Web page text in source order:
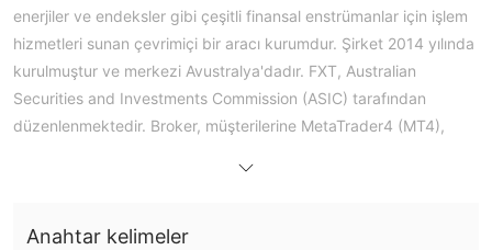
enerjiler ve endeksler gibi çeşitli finansal enstrümanlar için işlem
hizmetleri sunan çevrimiçi bir aracı kurumdur. Şirket 2014 yılında
kurulmuştur ve merkezi Avustralya'dadır. FXT, Australian
Securities and Investments Commission (ASIC) tarafından
düzenlenmektedir. Broker, müşterilerine MetaTrader4 (MT4),
yoluyla ulaşılabilen 24/5 müşteri destek ekibine sahiptir.
Anahtar kelimeler